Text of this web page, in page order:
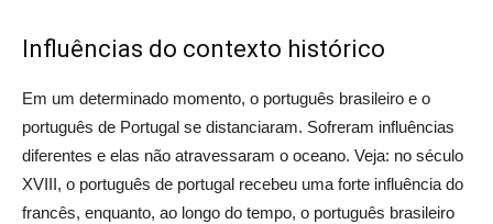
Influências do contexto histórico
Em um determinado momento, o português brasileiro e o
português de Portugal se distanciaram. Sofreram influências
diferentes e elas não atravessaram o oceano. Veja: no século
XVIII, o português de portugal recebeu uma forte influência do
francês, enquanto, ao longo do tempo, o português brasileiro